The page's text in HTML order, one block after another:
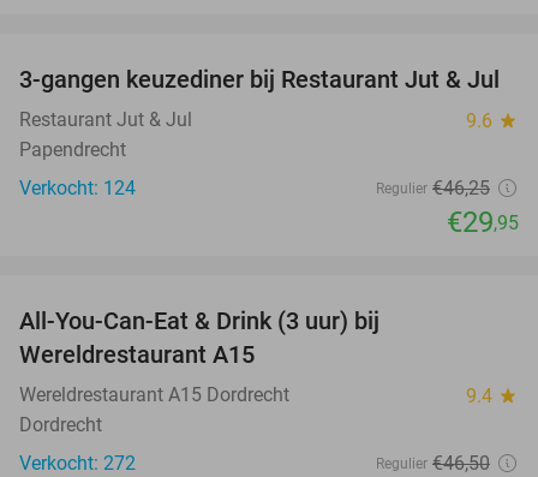
35%
3-gangen keuzediner bij Restaurant Jut & Jul
Restaurant Jut & Jul 9.6 star
Papendrecht
Verkocht: 124
Regulier €46,25
€29,95
All-You-Can-Eat & Drink (3 uur) bij
Wereldrestaurant A15
Wereldrestaurant A15 Dordrecht 9.4 star
Dordrecht
Verkocht: 272
Regulier €46,50